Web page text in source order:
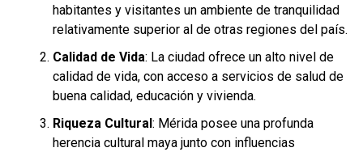
habitantes y visitantes un ambiente de tranquilidad
relativamente superior al de otras regiones del país.
Calidad de Vida: La ciudad ofrece un alto nivel de
calidad de vida, con acceso a servicios de salud de
buena calidad, educación y vivienda.
Riqueza Cultural : Mérida posee una profunda
herencia cultural maya junto con influencias